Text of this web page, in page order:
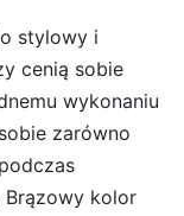
stylowy i
cenią sobie
wykonaniu
zarówno
Brązowy kolor